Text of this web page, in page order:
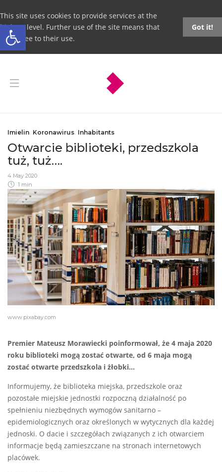
Open toolbar
This site uses cookies to provide services at the
highest level. Further use of the site means that
you agree to their use.
Got it!
Imielin, Koronawirus, Inhabitants
Otwarcie biblioteki, przedszkola
tuż, tuż….
4 May 2020
1 min
www.pixabay.com
Premier Mateusz Morawiecki poinformował, że 4 maja 2020
roku biblioteki mogą zostać otwarte, od 6 maja mogą
zostać otwarte przedszkola i żłobki…
Informujemy, że biblioteka miejska, przedszkole oraz
pozostałe miejskie jednostki rozpoczną działalność po
spełnieniu niezbędnych wymogów sanitarno –
epidemiologicznych oraz określonych w wytycznych dla każdej
jednoski. O dacie i szczegółach związanych z ich otwarciem
informacje będą zamieszczane na stronach internetowych
placówek.